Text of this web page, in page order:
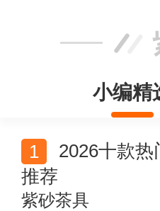
小编精
推荐
紫砂茶具